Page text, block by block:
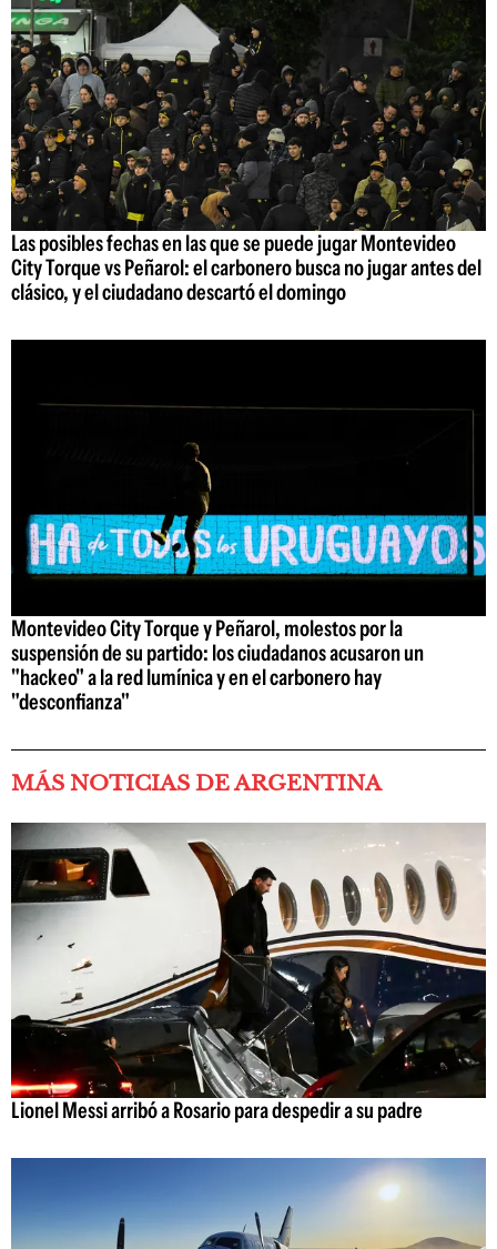
Las posibles fechas en las que se puede jugar Montevideo
City Torque vs Peñarol: el carbonero busca no jugar antes del
clásico, y el ciudadano descartó el domingo
Montevideo City Torque y Peñarol, molestos por la
suspensión de su partido: los ciudadanos acusaron un
"hackeo" a la red lumínica y en el carbonero hay
"desconfianza"
MÁS NOTICIAS DE ARGENTINA
Lionel Messi arribó a Rosario para despedir a su padre